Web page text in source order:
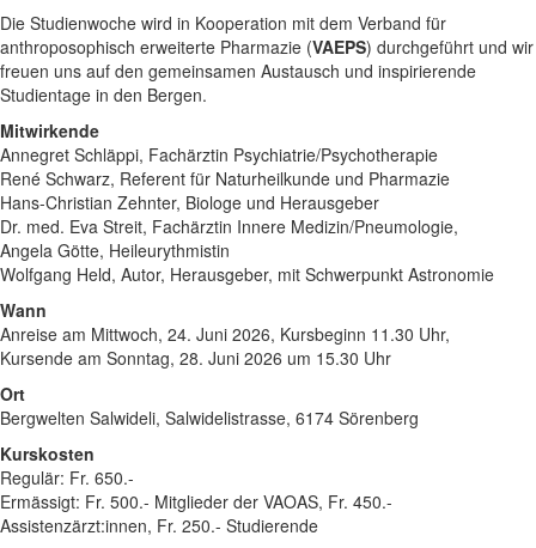
Die Studienwoche wird in Kooperation mit dem Verband für
anthroposophisch erweiterte Pharmazie (VAEPS) durchgeführt und wir
freuen uns auf den gemeinsamen Austausch und inspirierende
Studientage in den Bergen.
Mitwirkende
Annegret Schläppi, Fachärztin Psychiatrie/Psychotherapie
René Schwarz, Referent für Naturheilkunde und Pharmazie
Hans-Christian Zehnter, Biologe und Herausgeber
Dr. med. Eva Streit, Fachärztin Innere Medizin/Pneumologie,
Angela Götte, Heileurythmistin
Wolfgang Held, Autor, Herausgeber, mit Schwerpunkt Astronomie
Wann
Anreise am Mittwoch, 24. Juni 2026, Kursbeginn 11.30 Uhr,
Kursende am Sonntag, 28. Juni 2026 um 15.30 Uhr
Ort
Bergwelten Salwideli, Salwidelistrasse, 6174 Sörenberg
Kurskosten
Regulär: Fr. 650.-
Ermässigt: Fr. 500.- Mitglieder der VAOAS, Fr. 450.-
Assistenzärzt:innen, Fr. 250.- Studierende